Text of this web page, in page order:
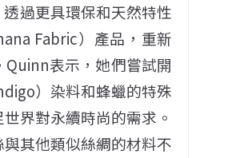
過更具環保和天然特性
Fabric）產品，重新
Quinn表示，她們嘗試開
）染料和蜂蠟的特殊
界對永續時尚的需求。
其他類似絲綢的材料不